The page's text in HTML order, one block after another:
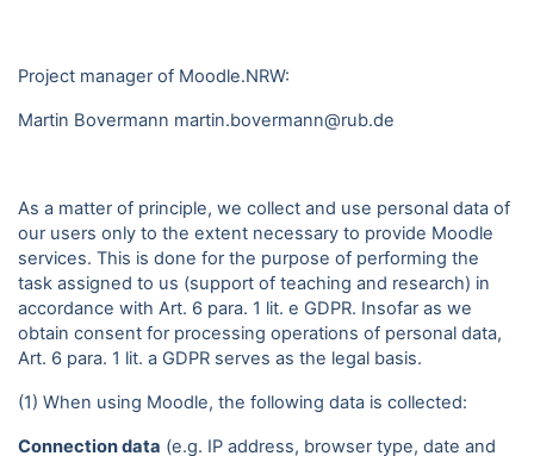
Project manager of Moodle.NRW:
Martin Bovermann martin.bovermann@rub.de
As a matter of principle, we collect and use personal data of
our users only to the extent necessary to provide Moodle
services. This is done for the purpose of performing the
task assigned to us (support of teaching and research) in
accordance with Art. 6 para. 1 lit. e GDPR. Insofar as we
obtain consent for processing operations of personal data,
Art. 6 para. 1 lit. a GDPR serves as the legal basis.
(1) When using Moodle, the following data is collected:
Connection data (e.g. IP address, browser type, date and